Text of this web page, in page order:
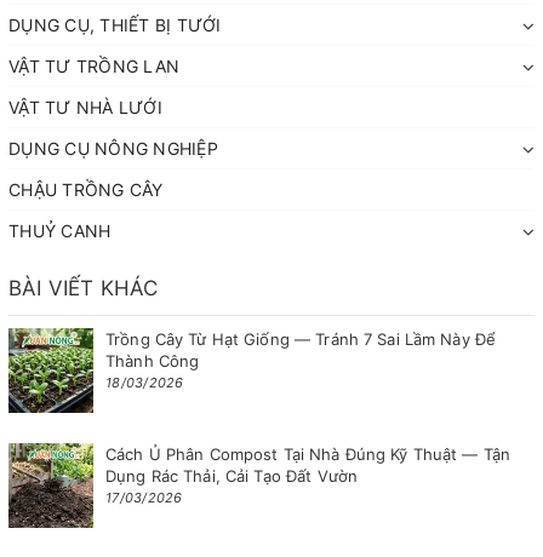
DỤNG CỤ, THIẾT BỊ TƯỚI
VẬT TƯ TRỒNG LAN
VẬT TƯ NHÀ LƯỚI
DỤNG CỤ NÔNG NGHIỆP
CHẬU TRỒNG CÂY
THUỶ CANH
BÀI VIẾT KHÁC
Trồng Cây Từ Hạt Giống — Tránh 7 Sai Lầm Này Để
Thành Công
18/03/2026
Cách Ủ Phân Compost Tại Nhà Đúng Kỹ Thuật — Tận
Dụng Rác Thải, Cải Tạo Đất Vườn
17/03/2026